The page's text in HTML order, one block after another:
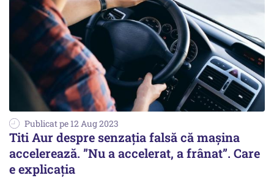
Publicat pe 12 Aug 2023
Titi Aur despre senzația falsă că mașina
accelerează. ”Nu a accelerat, a frânat”. Care
e explicația